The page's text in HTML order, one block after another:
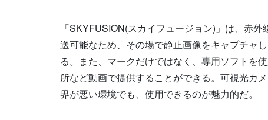
「SKYFUSION(スカイフュージョン)」は、赤
送可能なため、その場で静止画像をキャプチャ
る。また、マークだけではなく、専用ソフトを
所など動画で提供することができる。可視光カ
界が悪い環境でも、使用できるのが魅力的だ。